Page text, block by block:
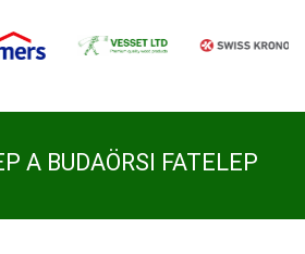
A BUDAÖRSI FATELEP